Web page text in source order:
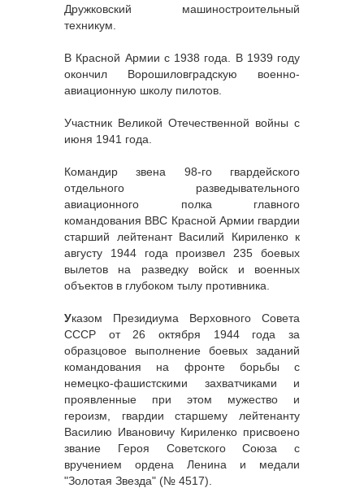
Дружковский машиностроительный
техникум.
В Красной Армии с 1938 года. В 1939 году
окончил Ворошиловградскую военно-
авиационную школу пилотов.
Участник Великой Отечественной войны с
июня 1941 года.
Командир звена 98-го гвардейского
отдельного разведывательного
авиационного полка главного
командования ВВС Красной Армии гвардии
старший лейтенант Василий Кириленко к
августу 1944 года произвел 235 боевых
вылетов на разведку войск и военных
объектов в глубоком тылу противника.
Указом Президиума Верховного Совета
СССР от 26 октября 1944 года за
образцовое выполнение боевых заданий
командования на фронте борьбы с
немецко-фашистскими захватчиками и
проявленные при этом мужество и
героизм, гвардии старшему лейтенанту
Василию Ивановичу Кириленко присвоено
звание Героя Советского Союза с
вручением ордена Ленина и медали
"Золотая Звезда" (№ 4517).